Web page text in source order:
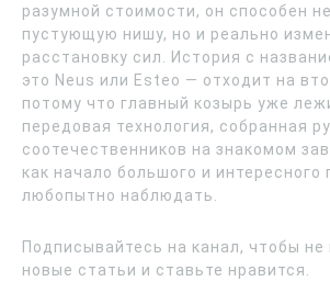
разумной стоимости, он способен
пустующую нишу, но и реально
расстановку сил. История с
это Neus или Esteo — отходит на
потому что главный козырь уже
передовая технология, собранная
соотечественников на знакомом
как начало большого и интересного
любопытно наблюдать.
Подписывайтесь на канал, чтобы не
новые статьи и ставьте нравится.